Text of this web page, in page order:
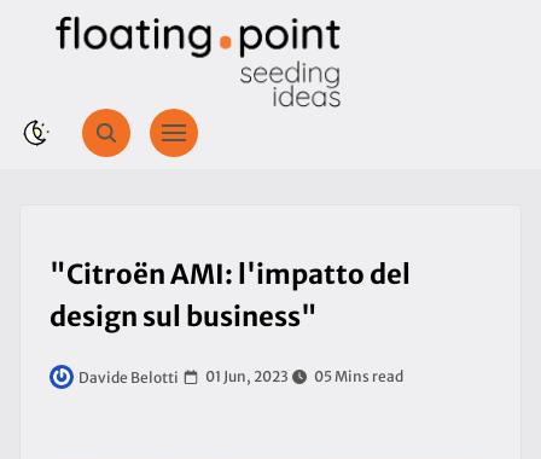
"Citroën AMI: l'impatto del
design sul business"
Davide Belotti 01 Jun, 2023 05 Mins read